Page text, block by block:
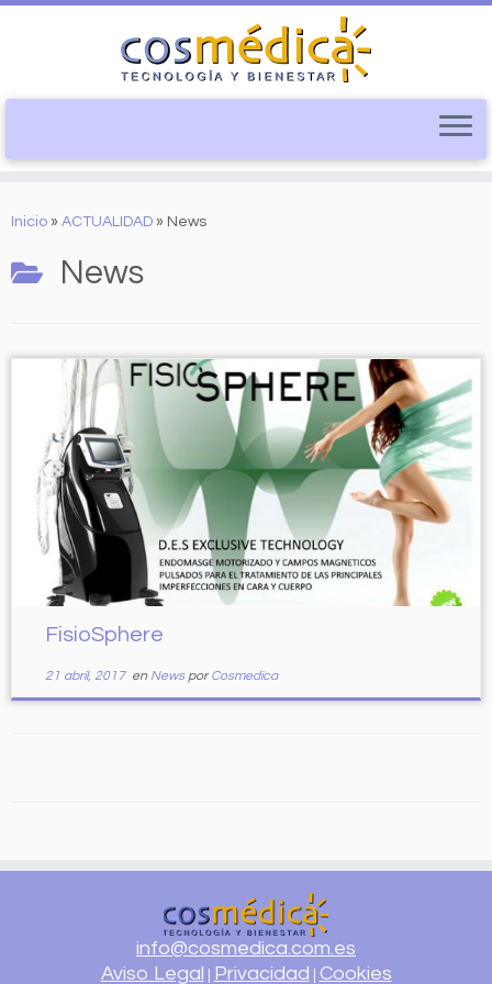
Inicio » ACTUALIDAD » News
News
FisioSphere
21 abril, 2017en News porCosmedica
info@cosmedica.com.es
Aviso Legal Privacidad Cookies